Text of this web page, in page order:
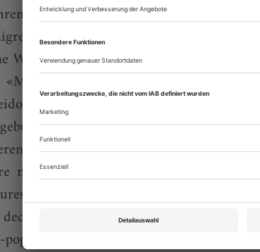
sich ein feiner nationalistischer
zu legen scheint, versucht das
Weise beizukommen. Intendant Rufus
Country» aus Interviews mit
an Brexit-Meinungen und -
bewusst aussparen, ist aber
sie Niamh aus Nordirland mit «The
not one size fits all, we’re different
different ... personalities», oder
for our country. I don’t give a
pop-Blasen hat man in Variationen alle